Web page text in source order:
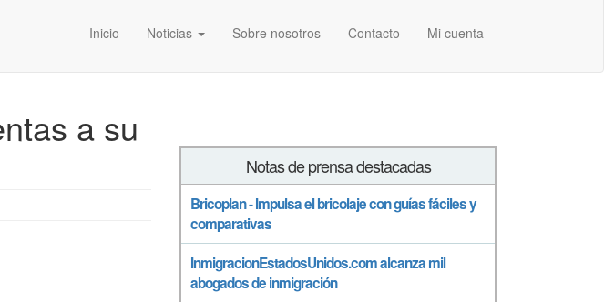
Inicio Noticias Sobre nosotros Contacto Mi cuenta
a su
Notas de prensa destacadas
Bricoplan - Impulsa el bricolaje con guías fáciles y
comparativas
InmigracionEstadosUnidos.com alcanza mil
abogados de inmigración